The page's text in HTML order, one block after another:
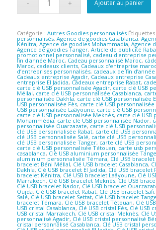
Ajouter au panier
Catégorie : Autres Goodies personnalisés Étiquettes
personnalisés, Agence de goodies Casablanca,
Kénitra, Agence de goodies Mohammadia, Agence
Agence de goodies Tanger, Article de publicité
promotionnel personnalisé, cadeau d'entreprise
fin d'année Maroc, Cadeau personnalisé Maroc,
Maroc, cadeaux clients, Cadeaux d'entreprise
d’entreprises personnalisés, cadeaux de fin
Cadeaux entreprise Agadir, Cadeaux entreprise
entreprise El Jadida, Cadeaux entreprise Rabat,
carte clé USB personnalisée Agadir, carte clé USB
Méllal, carte clé USB personnalisée Casablanca,
personnalisée Dakhla, carte clé USB personnalisée
USB personnalisée Fès, carte clé USB
USB personnalisée Laâyoune, carte clé USB
carte clé USB personnalisée Meknès, carte clé USB
Mohammédia, carte clé USB personnalisée Nador,
personnalisée Ouarzazate, carte clé USB
clé USB personnalisée Rabat, carte clé USB
clé USB personnalisée Salé, carte clé USB
clé USB personnalisée Tanger, carte clé USB
carte clé USB personnalisée Tétouan, carte usb
casablanca, Clé USB aluminium personnalisée
aluminium personnalisée Témara, Clé USB
bracelet Béni Méllal, Clé USB bracelet Casablanca,
Dakhla, Clé USB bracelet El Jadida, Clé USB bracelet
bracelet Kénitra, Clé USB bracelet Laâyoune, Clé
Marrakech, Clé USB bracelet Meknès,Clé USB
Clé USB bracelet Nador, Clé USB bracelet
Oujda, Clé USB bracelet Rabat, Clé USB bracelet Safi,
Salé, Clé USB bracelet Settat, Clé USB bracelet
bracelet Témara, Clé USB bracelet Tétouan, Clé
USB cristal Casablanca, Clé USB cristal Fès, Clé USB
USB cristal Marrakech, Clé USB cristal Meknès, Clé
personnalisé Agadir, Clé USB cristal personnalisé
cristal personnalisé Casablanca, Clé USB cristal